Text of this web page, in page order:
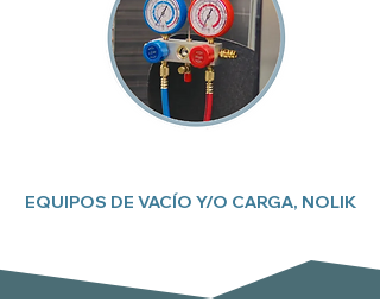
EQUIPOS DE VACÍO Y/O CARGA, NOLIK